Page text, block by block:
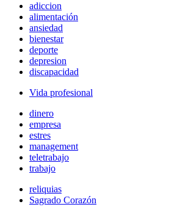
adiccion
alimentación
ansiedad
bienestar
deporte
depresion
discapacidad
Vida profesional
dinero
empresa
estres
management
teletrabajo
trabajo
reliquias
Sagrado Corazón